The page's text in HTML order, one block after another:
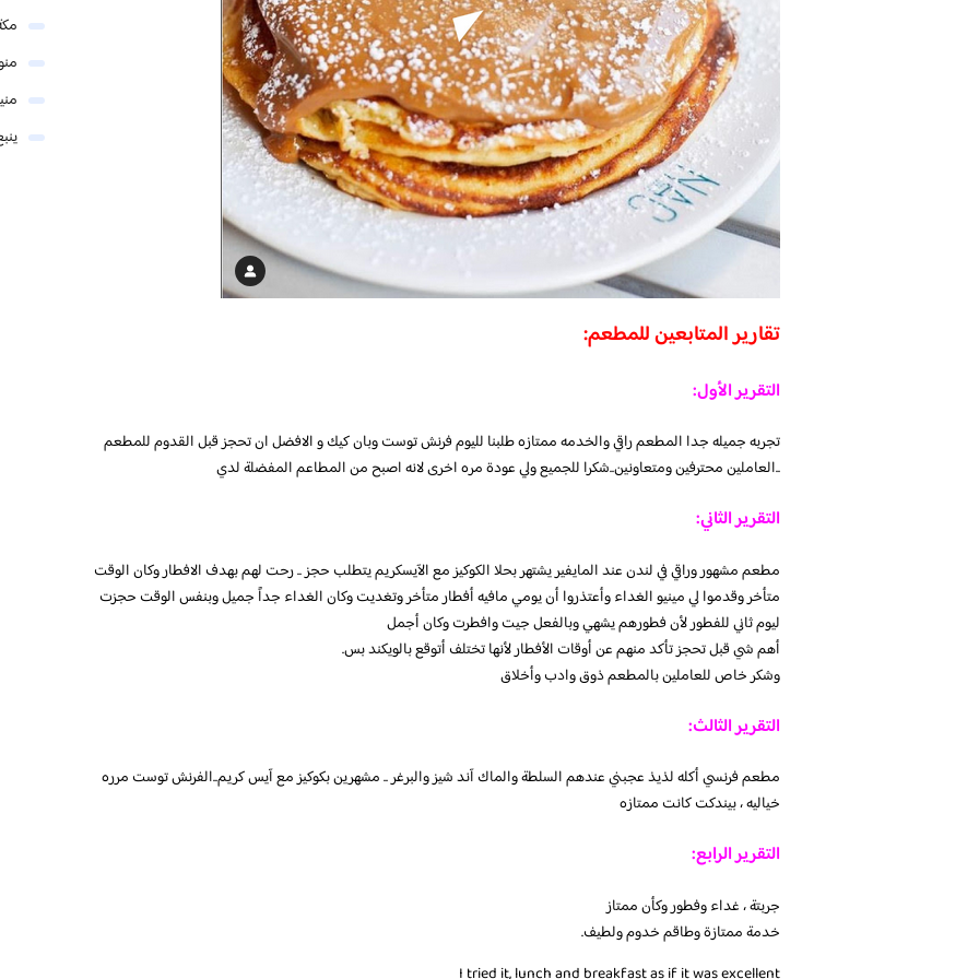
تقارير المتابعين للمطعم:
التقرير الأول:
تجربه جميله جدا المطعم راقي والخدمه ممتازه طلبنا لليوم فرنش توست وبان كيك و الافضل ان تحجز قبل القدوم للمطعم
..العاملين محترفين ومتعاونين..شكرا للجميع ولي عودة مره اخرى لانه اصبح من المطاعم المفضلة لدي
التقرير الثاني:
مطعم مشهور وراقي في لندن عند المايفير يشتهر بحلا الكوكيز مع الآيسكريم يتطلب حجز .. رحت لهم بهدف الافطار وكان الوقت
متأخر وقدموا لي مينيو الغداء وأعتذروا أن يومي مافيه أفطار متأخر وتغديت وكان الغداء جداً جميل وبنفس الوقت حجزت
ليوم ثاني للفطور لأن فطورهم يشهي وبالفعل جيت وافطرت وكان أجمل
أهم شي قبل تحجز تأكد منهم عن أوقات الأفطار لأنها تختلف أتوقع بالويكند بس.
وشكر خاص للعاملين بالمطعم ذوق وادب وأخلاق
التقرير الثالث:
مطعم فرنسي أكله لذيذ عجبني عندهم السلطة والماك آند شيز والبرغر .. مشهرين بكوكيز مع آيس كريم..الفرنش توست مرره
خياليه ، بيندكت كانت ممتازه
التقرير الرابع:
جربتة ، غداء وفطور وكأن ممتاز
خدمة ممتازة وطاقم خدوم ولطيف.